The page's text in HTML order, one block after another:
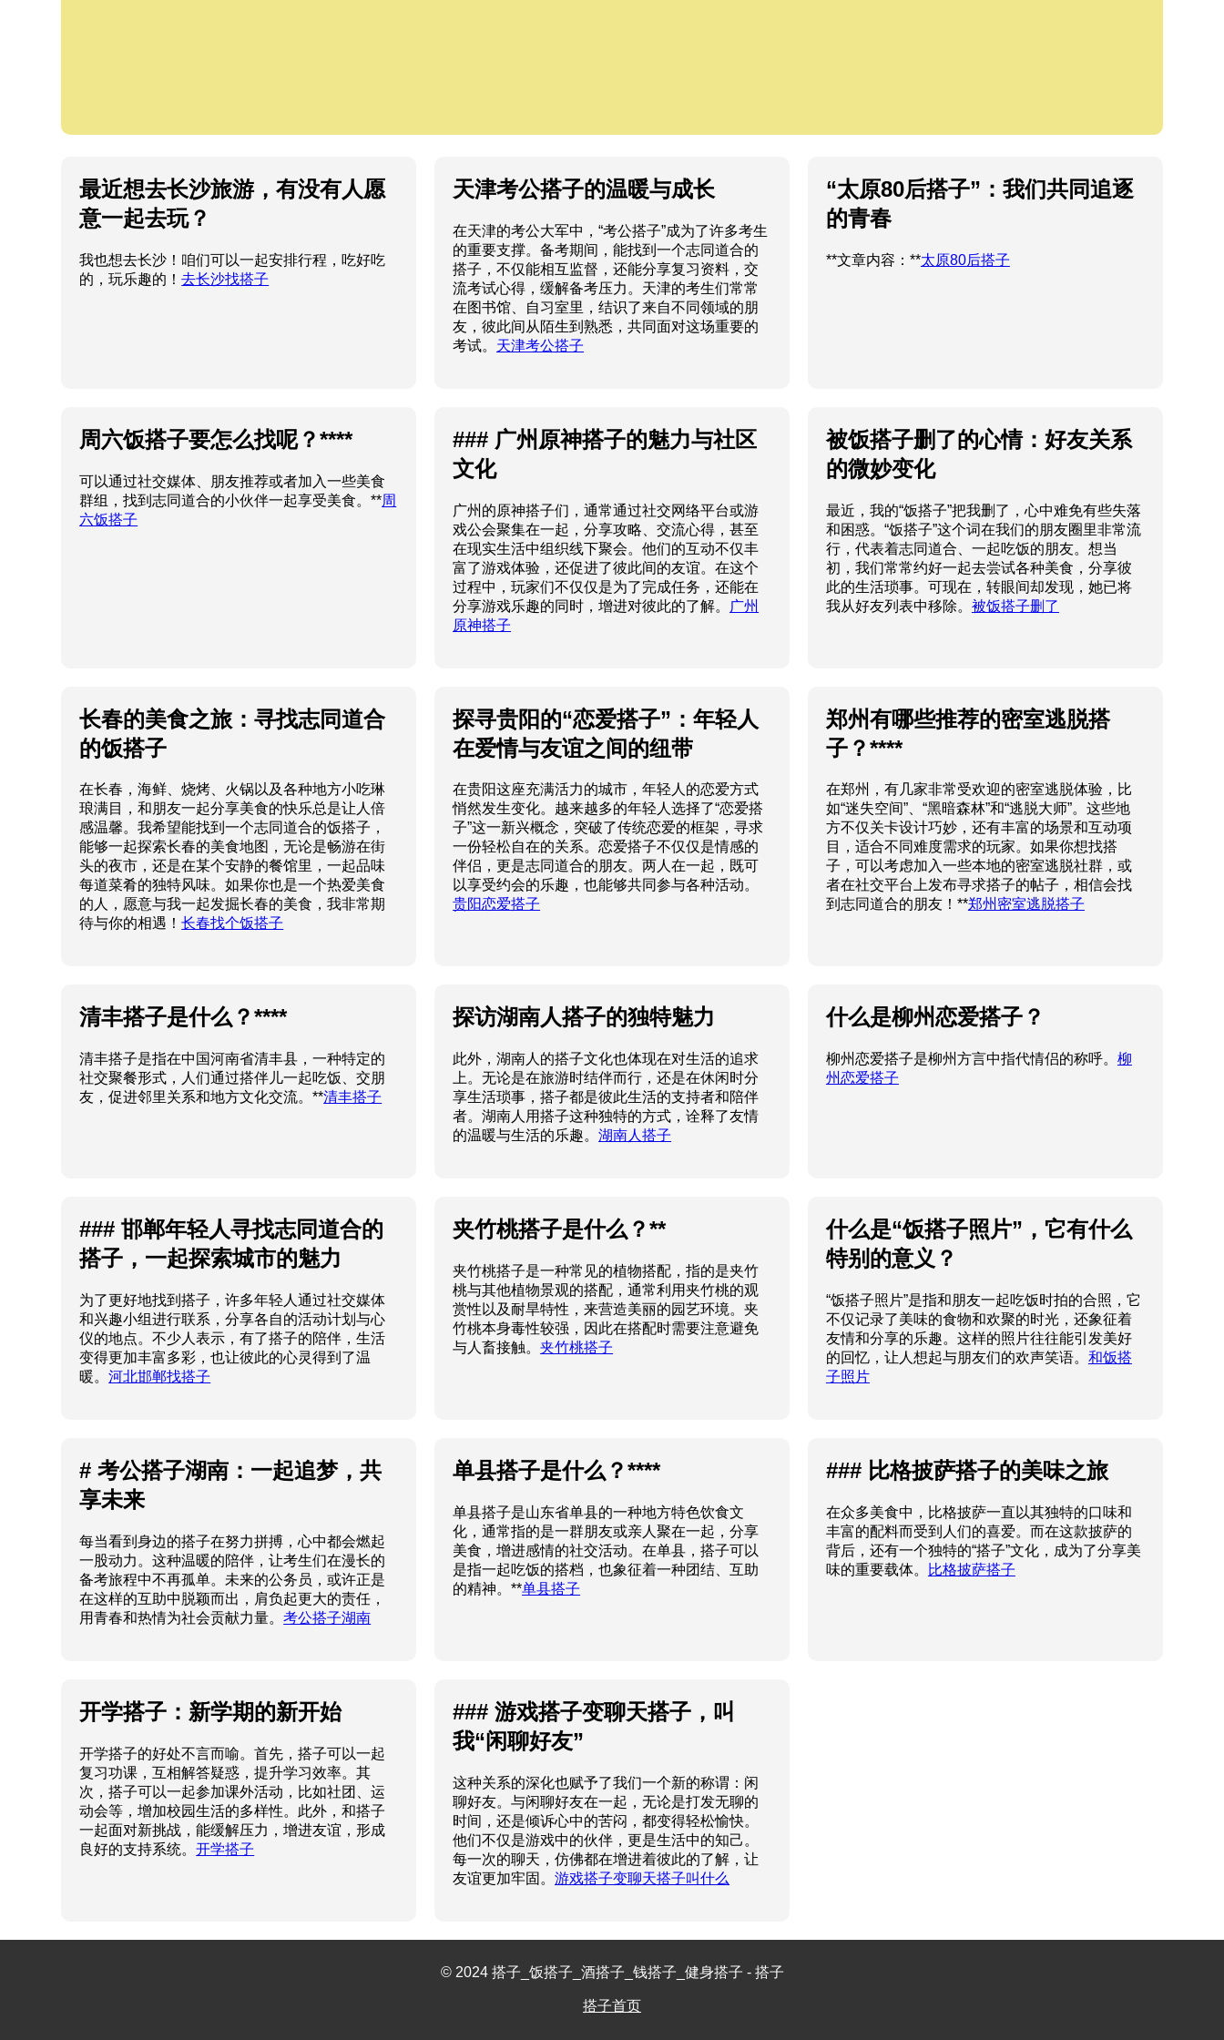
最近想去长沙旅游，有没有人愿
意一起去玩？
我也想去长沙！咱们可以一起安排行程，吃好吃
的，玩乐趣的！去长沙找搭子
天津考公搭子的温暖与成长
在天津的考公大军中，“考公搭子”成为了许多考生
的重要支撑。备考期间，能找到一个志同道合的
搭子，不仅能相互监督，还能分享复习资料，交
流考试心得，缓解备考压力。天津的考生们常常
在图书馆、自习室里，结识了来自不同领域的朋
友，彼此间从陌生到熟悉，共同面对这场重要的
考试。 天津考公搭子
“太原80后搭子”：我们共同追逐
的青春
**文章内容：**太原80后搭子
周六饭搭子要怎么找呢？****
可以通过社交媒体、朋友推荐或者加入一些美食
群组，找到志同道合的小伙伴一起享受美食。**周
六饭搭子
### 广州原神搭子的魅力与社区
文化
广州的原神搭子们，通常通过社交网络平台或游
戏公会聚集在一起，分享攻略、交流心得，甚至
在现实生活中组织线下聚会。他们的互动不仅丰
富了游戏体验，还促进了彼此间的友谊。在这个
过程中，玩家们不仅仅是为了完成任务，还能在
分享游戏乐趣的同时，增进对彼此的了解。
广州
原神搭子
被饭搭子删了的心情：好友关系
的微妙变化
最近，我的“饭搭子”把我删了，心中难免有些失落
和困惑。“饭搭子”这个词在我们的朋友圈里非常流
行，代表着志同道合、一起吃饭的朋友。想当
初，我们常常约好一起去尝试各种美食，分享彼
此的生活琐事。可现在，转眼间却发现，她已将
我从好友列表中移除。 被饭搭子删了
长春的美食之旅：寻找志同道合
的饭搭子
在长春，海鲜、烧烤、火锅以及各种地方小吃琳
琅满目，和朋友一起分享美食的快乐总是让人倍
感温馨。我希望能找到一个志同道合的饭搭子，
能够一起探索长春的美食地图，无论是畅游在街
头的夜市，还是在某个安静的餐馆里，一起品味
每道菜肴的独特风味。如果你也是一个热爱美食
的人，愿意与我一起发掘长春的美食，我非常期
待与你的相遇！长春找个饭搭子
探寻贵阳的“恋爱搭子”：年轻人
在爱情与友谊之间的纽带
在贵阳这座充满活力的城市，年轻人的恋爱方式
悄然发生变化。越来越多的年轻人选择了“恋爱搭
子”这一新兴概念，突破了传统恋爱的框架，寻求
一份轻松自在的关系。恋爱搭子不仅仅是情感的
伴侣，更是志同道合的朋友。两人在一起，既可
以享受约会的乐趣，也能够共同参与各种活动。
贵阳恋爱搭子
郑州有哪些推荐的密室逃脱搭
子？****
在郑州，有几家非常受欢迎的密室逃脱体验，比
如“迷失空间”、“黑暗森林”和“逃脱大师”。这些地
方不仅关卡设计巧妙，还有丰富的场景和互动项
目，适合不同难度需求的玩家。如果你想找搭
子，可以考虑加入一些本地的密室逃脱社群，或
者在社交平台上发布寻求搭子的帖子，相信会找
到志同道合的朋友！**郑州密室逃脱搭子
清丰搭子是什么？****
清丰搭子是指在中国河南省清丰县，一种特定的
社交聚餐形式，人们通过搭伴儿一起吃饭、交朋
友，促进邻里关系和地方文化交流。**清丰搭子
探访湖南人搭子的独特魅力
此外，湖南人的搭子文化也体现在对生活的追求
上。无论是在旅游时结伴而行，还是在休闲时分
享生活琐事，搭子都是彼此生活的支持者和陪伴
者。湖南人用搭子这种独特的方式，诠释了友情
的温暖与生活的乐趣。湖南人搭子
什么是柳州恋爱搭子？
柳州恋爱搭子是柳州方言中指代情侣的称呼。 柳
州恋爱搭子
### 邯郸年轻人寻找志同道合的
搭子，一起探索城市的魅力
为了更好地找到搭子，许多年轻人通过社交媒体
和兴趣小组进行联系，分享各自的活动计划与心
仪的地点。不少人表示，有了搭子的陪伴，生活
变得更加丰富多彩，也让彼此的心灵得到了温
暖。河北邯郸找搭子
夹竹桃搭子是什么？**
夹竹桃搭子是一种常见的植物搭配，指的是夹竹
桃与其他植物景观的搭配，通常利用夹竹桃的观
赏性以及耐旱特性，来营造美丽的园艺环境。夹
竹桃本身毒性较强，因此在搭配时需要注意避免
与人畜接触。夹竹桃搭子
什么是“饭搭子照片”，它有什么
特别的意义？
“饭搭子照片”是指和朋友一起吃饭时拍的合照，它
不仅记录了美味的食物和欢聚的时光，还象征着
友情和分享的乐趣。这样的照片往往能引发美好
的回忆，让人想起与朋友们的欢声笑语。 和饭搭
子照片
# 考公搭子湖南：一起追梦，共
享未来
每当看到身边的搭子在努力拼搏，心中都会燃起
一股动力。这种温暖的陪伴，让考生们在漫长的
备考旅程中不再孤单。未来的公务员，或许正是
在这样的互助中脱颖而出，肩负起更大的责任，
用青春和热情为社会贡献力量。考公搭子湖南
单县搭子是什么？****
单县搭子是山东省单县的一种地方特色饮食文
化，通常指的是一群朋友或亲人聚在一起，分享
美食，增进感情的社交活动。在单县，搭子可以
是指一起吃饭的搭档，也象征着一种团结、互助
的精神。**单县搭子
### 比格披萨搭子的美味之旅
在众多美食中，比格披萨一直以其独特的口味和
丰富的配料而受到人们的喜爱。而在这款披萨的
背后，还有一个独特的“搭子”文化，成为了分享美
味的重要载体。
比格披萨搭子
开学搭子：新学期的新开始
开学搭子的好处不言而喻。首先，搭子可以一起
复习功课，互相解答疑惑，提升学习效率。其
次，搭子可以一起参加课外活动，比如社团、运
动会等，增加校园生活的多样性。此外，和搭子
一起面对新挑战，能缓解压力，增进友谊，形成
良好的支持系统。开学搭子
### 游戏搭子变聊天搭子，叫
我“闲聊好友”
这种关系的深化也赋予了我们一个新的称谓：闲
聊好友。与闲聊好友在一起，无论是打发无聊的
时间，还是倾诉心中的苦闷，都变得轻松愉快。
他们不仅是游戏中的伙伴，更是生活中的知己。
每一次的聊天，仿佛都在增进着彼此的了解，让
友谊更加牢固。游戏搭子变聊天搭子叫什么
© 2024 搭子_饭搭子_酒搭子_钱搭子_健身搭子 - 搭子
搭子首页